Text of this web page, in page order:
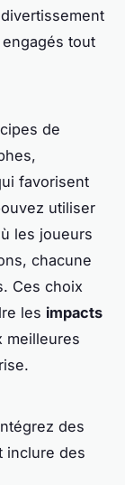
tout
de
favorisent
utiliser
les joueurs
chacune
Ces choix
les impacts
meilleures
des
inclure des